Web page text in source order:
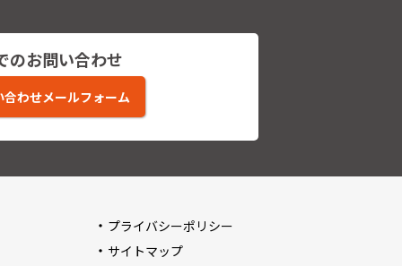
のお問い合わせ
合わせメールフォーム
プライバシーポリシー
サイトマップ